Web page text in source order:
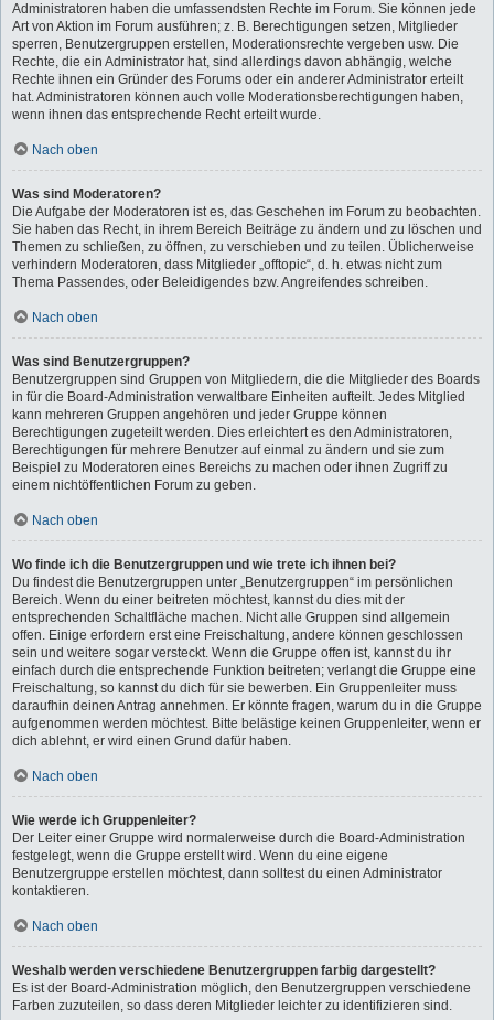
Administratoren haben die umfassendsten Rechte im Forum. Sie können jede
Art von Aktion im Forum ausführen; z. B. Berechtigungen setzen, Mitglieder
sperren, Benutzergruppen erstellen, Moderationsrechte vergeben usw. Die
Rechte, die ein Administrator hat, sind allerdings davon abhängig, welche
Rechte ihnen ein Gründer des Forums oder ein anderer Administrator erteilt
hat. Administratoren können auch volle Moderationsberechtigungen haben,
wenn ihnen das entsprechende Recht erteilt wurde.
Nach oben
Was sind Moderatoren?
Die Aufgabe der Moderatoren ist es, das Geschehen im Forum zu beobachten.
Sie haben das Recht, in ihrem Bereich Beiträge zu ändern und zu löschen und
Themen zu schließen, zu öffnen, zu verschieben und zu teilen. Üblicherweise
verhindern Moderatoren, dass Mitglieder „offtopic“, d. h. etwas nicht zum
Thema Passendes, oder Beleidigendes bzw. Angreifendes schreiben.
Nach oben
Was sind Benutzergruppen?
Benutzergruppen sind Gruppen von Mitgliedern, die die Mitglieder des Boards
in für die Board-Administration verwaltbare Einheiten aufteilt. Jedes Mitglied
kann mehreren Gruppen angehören und jeder Gruppe können
Berechtigungen zugeteilt werden. Dies erleichtert es den Administratoren,
Berechtigungen für mehrere Benutzer auf einmal zu ändern und sie zum
Beispiel zu Moderatoren eines Bereichs zu machen oder ihnen Zugriff zu
einem nichtöffentlichen Forum zu geben.
Nach oben
Wo finde ich die Benutzergruppen und wie trete ich ihnen bei?
Du findest die Benutzergruppen unter „Benutzergruppen“ im persönlichen
Bereich. Wenn du einer beitreten möchtest, kannst du dies mit der
entsprechenden Schaltfläche machen. Nicht alle Gruppen sind allgemein
offen. Einige erfordern erst eine Freischaltung, andere können geschlossen
sein und weitere sogar versteckt. Wenn die Gruppe offen ist, kannst du ihr
einfach durch die entsprechende Funktion beitreten; verlangt die Gruppe eine
Freischaltung, so kannst du dich für sie bewerben. Ein Gruppenleiter muss
daraufhin deinen Antrag annehmen. Er könnte fragen, warum du in die Gruppe
aufgenommen werden möchtest. Bitte belästige keinen Gruppenleiter, wenn er
dich ablehnt, er wird einen Grund dafür haben.
Nach oben
Wie werde ich Gruppenleiter?
Der Leiter einer Gruppe wird normalerweise durch die Board-Administration
festgelegt, wenn die Gruppe erstellt wird. Wenn du eine eigene
Benutzergruppe erstellen möchtest, dann solltest du einen Administrator
kontaktieren.
Nach oben
Weshalb werden verschiedene Benutzergruppen farbig dargestellt?
Es ist der Board-Administration möglich, den Benutzergruppen verschiedene
Farben zuzuteilen, so dass deren Mitglieder leichter zu identifizieren sind.